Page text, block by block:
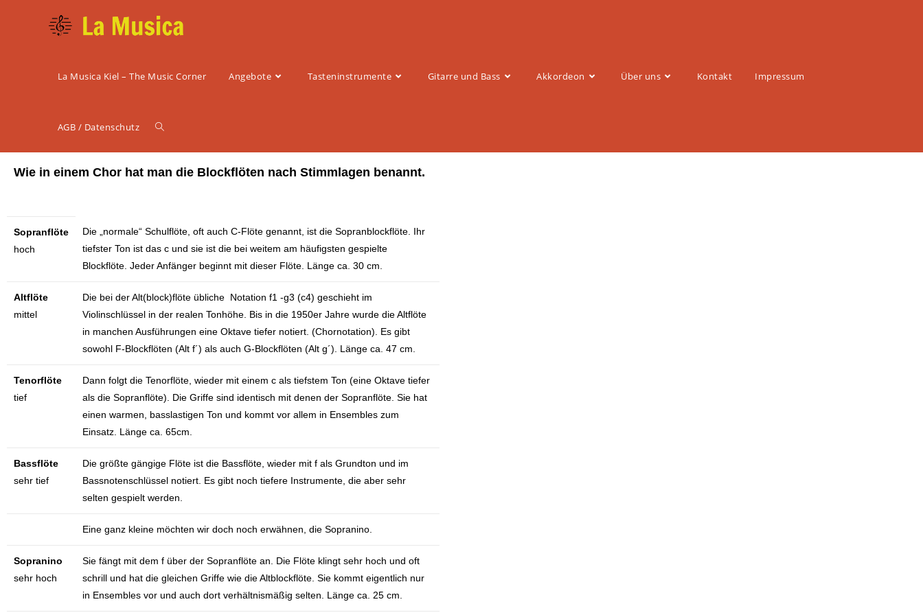
La Musica Kiel – The Music Corner Angebote Tasteninstrumente Gitarre und Bass Akkordeon Über uns Kontakt Impressum
AGB / Datenschutz
Wie in einem Chor hat man die Blockflöten nach Stimmlagen benannt.
Sopranflöte
hoch
Die „normale“ Schulflöte, oft auch C-Flöte genannt, ist die Sopranblockflöte. Ihr
tiefster Ton ist das c und sie ist die bei weitem am häufigsten gespielte
Blockflöte. Jeder Anfänger beginnt mit dieser Flöte. Länge ca. 30 cm.
Altflöte
mittel
Die bei der Alt(block)flöte übliche Notation f1 -g3 (c4) geschieht im
Violinschlüssel in der realen Tonhöhe. Bis in die 1950er Jahre wurde die Altflöte
in manchen Ausführungen eine Oktave tiefer notiert. (Chornotation). Es gibt
sowohl F-Blockflöten (Alt f´) als auch G-Blockflöten (Alt g´). Länge ca. 47 cm.
Tenorflöte
tief
Dann folgt die Tenorflöte, wieder mit einem c als tiefstem Ton (eine Oktave tiefer
als die Sopranflöte). Die Griffe sind identisch mit denen der Sopranflöte. Sie hat
einen warmen, basslastigen Ton und kommt vor allem in Ensembles zum
Einsatz. Länge ca. 65cm.
Bassflöte
sehr tief
Die größte gängige Flöte ist die Bassflöte, wieder mit f als Grundton und im
Bassnotenschlüssel notiert. Es gibt noch tiefere Instrumente, die aber sehr
selten gespielt werden.
Eine ganz kleine möchten wir doch noch erwähnen, die Sopranino.
Sopranino
sehr hoch
Sie fängt mit dem f über der Sopranflöte an. Die Flöte klingt sehr hoch und oft
schrill und hat die gleichen Griffe wie die Altblockflöte. Sie kommt eigentlich nur
in Ensembles vor und auch dort verhältnismäßig selten. Länge ca. 25 cm.